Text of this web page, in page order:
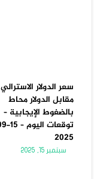
سعر الدولار الاسترالي
مقابل الدولار محاط
بالضغوط الإيجابية –
2025
سبتمبر 15, 2025